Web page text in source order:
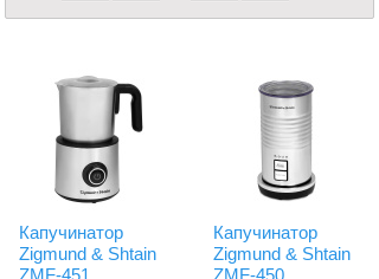
Капучинатор
Zigmund & Shtain
ZMF-451
Капучинатор
Zigmund & Shtain
ZMF-450